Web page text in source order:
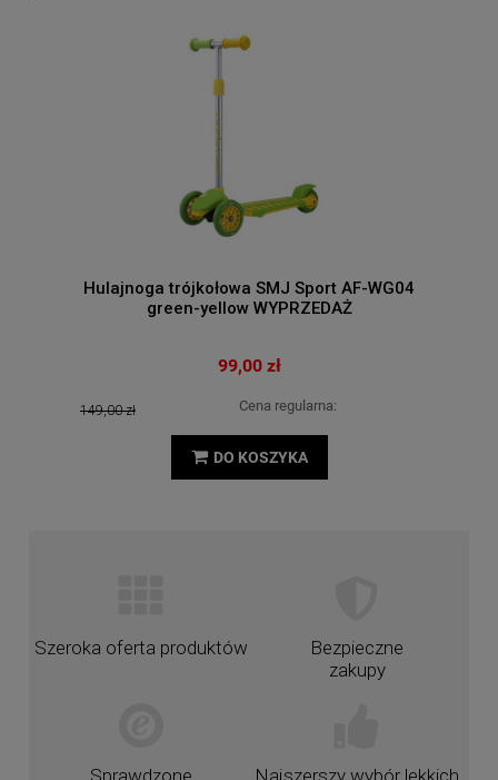
Hulajnoga trójkołowa SMJ Sport AF-WG04
green-yellow WYPRZEDAŻ
99,00 zł
Cena regularna:
149,00 zł
DO KOSZYKA
Szeroka oferta produktów
Bezpieczne
zakupy
Sprawdzone
Najszerszy wybór lekkich